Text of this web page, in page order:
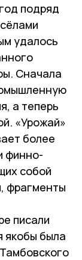
подряд
удалось
Сначала
а теперь
«Урожай»
более
финно-
собой
фрагменты
писали
якобы была